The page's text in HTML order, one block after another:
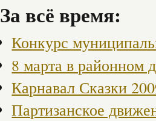
За всё время:
Конкурс
8 марта в районном
Карнавал Сказки
Партизанское